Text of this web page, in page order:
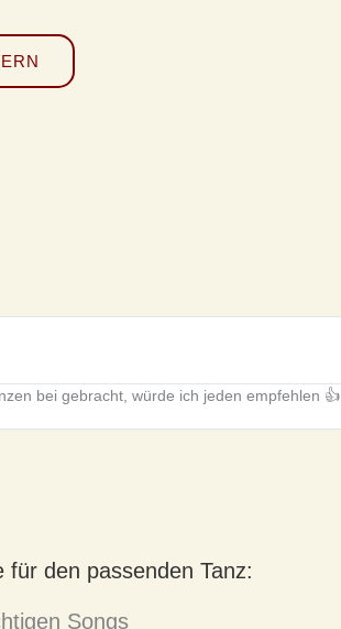
bei gebracht, würde ich jeden empfehlen 👍
für den passenden Tanz:
Songs